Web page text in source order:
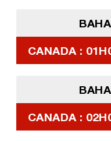
CANADA :
CANADA :